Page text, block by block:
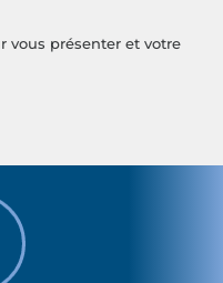
vous présenter et votre